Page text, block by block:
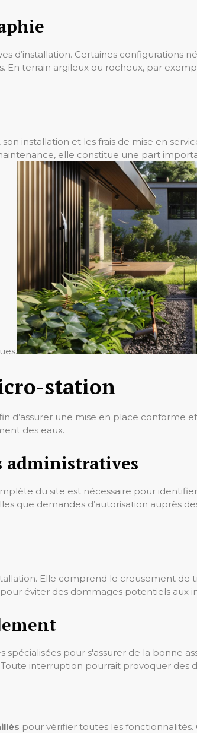
d’installation. Certaines configurations
En terrain argileux ou rocheux, par
installation et les frais de mise en
elle constitue une part
station
d’assurer une mise en place
des eaux.
administratives
du site est nécessaire pour
que demandes d’autorisation auprès
Elle comprend le creusement de
éviter des dommages potentiels aux
pour s'assurer de la bonne
interruption pourrait provoquer des
pour vérifier toutes les fonctionnalités.